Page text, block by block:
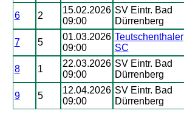
6 2
15.02.2026
09:00
SV Eintr. Bad
Dürrenberg
7 5
01.03.2026
09:00
Teutschenthaler
SC
8 1
22.03.2026
09:00
SV Eintr. Bad
Dürrenberg
9 5
12.04.2026
09:00
SV Eintr. Bad
Dürrenberg